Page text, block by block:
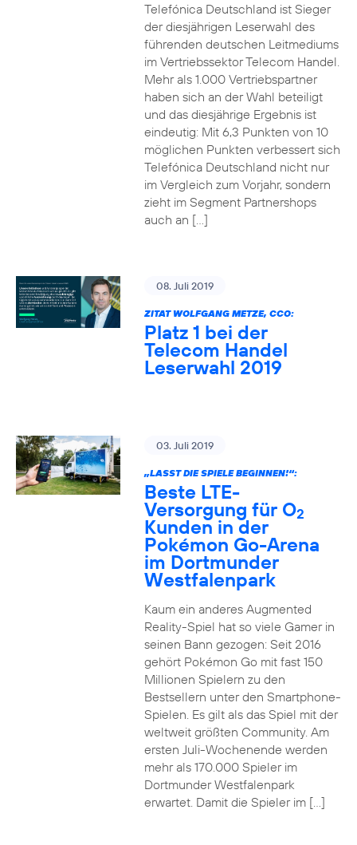
Telefónica Deutschland ist Sieger
der diesjährigen Leserwahl des
führenden deutschen Leitmediums
im Vertriebssektor Telecom Handel.
Mehr als 1.000 Vertriebspartner
haben sich an der Wahl beteiligt
und das diesjährige Ergebnis ist
eindeutig: Mit 6,3 Punkten von 10
möglichen Punkten verbessert sich
Telefónica Deutschland nicht nur
im Vergleich zum Vorjahr, sondern
zieht im Segment Partnershops
auch an […]
08. Juli 2019
ZITAT WOLFGANG METZE, CCO:
Platz 1 bei der
Telecom Handel
Leserwahl 2019
03. Juli 2019
„LASST DIE SPIELE BEGINNEN!“:
Beste LTE-
Versorgung für O2
Kunden in der
Pokémon Go-Arena
im Dortmunder
Westfalenpark
Kaum ein anderes Augmented
Reality-Spiel hat so viele Gamer in
seinen Bann gezogen: Seit 2016
gehört Pokémon Go mit fast 150
Millionen Spielern zu den
Bestsellern unter den Smartphone-
Spielen. Es gilt als das Spiel mit der
weltweit größten Community. Am
ersten Juli-Wochenende werden
mehr als 170.000 Spieler im
Dortmunder Westfalenpark
erwartet. Damit die Spieler im […]